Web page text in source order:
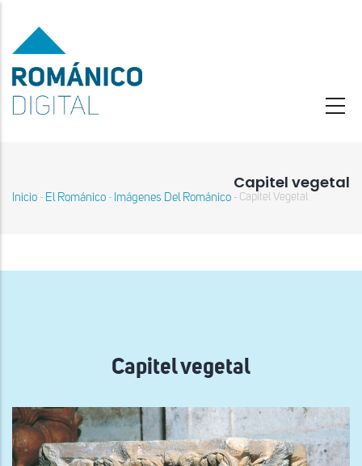
contenido
principal
Capitel vegetal
Sobrescribir
navegación
Inicio - El Románico - Imágenes Del Románico - Capitel Vegetal
Capitel vegetal